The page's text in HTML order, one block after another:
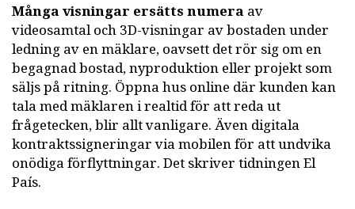
Många visningar ersätts numera av
videosamtal och 3D-visningar av bostaden under
ledning av en mäklare, oavsett det rör sig om en
begagnad bostad, nyproduktion eller projekt som
säljs på ritning. Öppna hus online där kunden kan
tala med mäklaren i realtid för att reda ut
frågetecken, blir allt vanligare. Även digitala
kontraktssigneringar via mobilen för att undvika
onödiga förflyttningar. Det skriver tidningen El
País.